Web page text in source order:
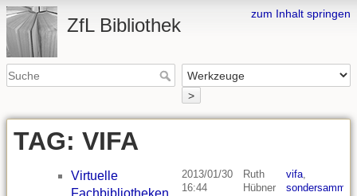
zum Inhalt springen
ZfL Bibliothek
>
TAG: VIFA
Virtuelle
2013/01/30
16:44
Ruth
Hübner
vifa,